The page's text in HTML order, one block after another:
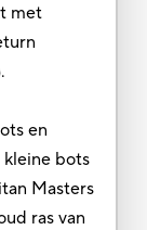
met
en
kleine bots
Masters
ras van